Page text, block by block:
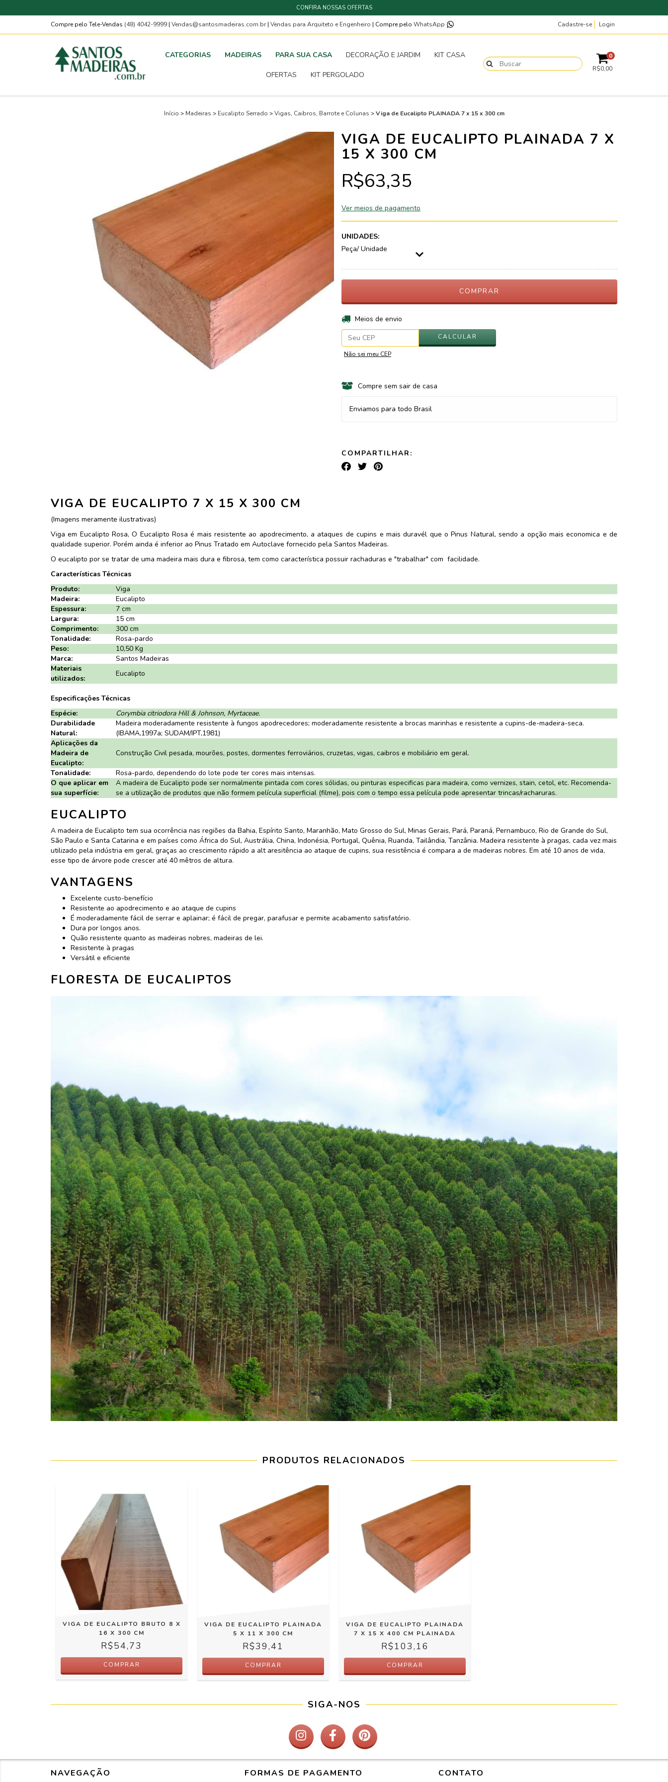
CONFIRA NOSSAS OFERTAS
Compre pelo Tele-Vendas (48) 4042-9999 | Vendas@santosmadeiras.com.br| Vendas para Arquiteto e Engenheiro | Compre pelo WhatsApp Cadastre-se Login
CATEGORIAS MADEIRAS PARA SUA CASA DECORAÇÃO E JARDIM KIT CASA
OFERTAS KIT PERGOLADO
0
R$0,00
Início > Madeiras > Eucalipto Serrado > Vigas, Caibros, Barrote e Colunas > Viga de Eucalipto PLAINADA 7 x 15 x 300 cm
VIGA DE EUCALIPTO PLAINADA 7 X
15 X 300 CM
R$63,35
Ver meios de pagamento
UNIDADES:
Peça/ Unidade
Entregas para o CEP:
Meios de envio
CALCULAR
Não sei meu CEP
Compre sem sair de casa
Enviamos para todo Brasil
COMPARTILHAR:
VIGA DE EUCALIPTO 7 X 15 X 300 CM
(Imagens meramente ilustrativas)
Viga em Eucalipto Rosa, O Eucalipto Rosa é mais resistente ao apodrecimento, a ataques de cupins e mais duravél que o Pinus Natural, sendo a opção mais economica e de
qualidade superior. Porém ainda é inferior ao Pinus Tratado em Autoclave fornecido pela Santos Madeiras.
O eucalipto por se tratar de uma madeira mais dura e fibrosa, tem como característica possuir rachaduras e "trabalhar" com facilidade.
Características Técnicas
Produto:
Viga
Madeira:
Eucalipto
Espessura:
7 cm
Largura:
15 cm
Comprimento:
300 cm
Tonalidade:
Rosa-pardo
Peso:
10,50 Kg
Marca:
Santos Madeiras
Materiais
utilizados:
Eucalipto
Especificações Técnicas
Espécie:
Corymbia citriodora Hill & Johnson, Myrtaceae.
Durabilidade
Natural:
Madeira moderadamente resistente à fungos apodrecedores; moderadamente resistente a brocas marinhas e resistente a cupins-de-madeira-seca.
(IBAMA,1997a; SUDAM/IPT,1981)
Aplicações da
Madeira de
Eucalipto:
Construção Civil pesada, mourões, postes, dormentes ferroviários, cruzetas, vigas, caibros e mobiliário em geral.
Tonalidade:
Rosa-pardo, dependendo do lote pode ter cores mais intensas.
O que aplicar em
sua superfície:
A madeira de Eucalipto pode ser normalmente pintada com cores sólidas, ou pinturas especificas para madeira, como vernizes, stain, cetol, etc. Recomenda-
se a utilização de produtos que não formem película superficial (filme), pois com o tempo essa película pode apresentar trincas/racharuras.
EUCALIPTO
A madeira de Eucalipto tem sua ocorrência nas regiões da Bahia, Espírito Santo, Maranhão, Mato Grosso do Sul, Minas Gerais, Pará, Paraná, Pernambuco, Rio de Grande do Sul,
São Paulo e Santa Catarina e em países como África do Sul, Austrália, China, Indonésia, Portugal, Quênia, Ruanda, Tailândia, Tanzânia. Madeira resistente à pragas, cada vez mais
utilizado pela indústria em geral, graças ao crescimento rápido a alt aresitência ao ataque de cupins, sua resistência é compara a de madeiras nobres. Em até 10 anos de vida,
esse tipo de árvore pode crescer até 40 mêtros de altura.
VANTAGENS
Excelente custo-benefício
Resistente ao apodrecimento e ao ataque de cupins
É moderadamente fácil de serrar e aplainar; é fácil de pregar, parafusar e permite acabamento satisfatório.
Dura por longos anos.
Quão resistente quanto as madeiras nobres, madeiras de lei.
Resistente à pragas
Versátil e eficiente
FLORESTA DE EUCALIPTOS
PRODUTOS RELACIONADOS
VIGA DE EUCALIPTO BRUTO 8 X
16 X 300 CM
R$54,73
COMPRAR
VIGA DE EUCALIPTO PLAINADA
5 X 11 X 300 CM
R$39,41
COMPRAR
VIGA DE EUCALIPTO PLAINADA
7 X 15 X 400 CM PLAINADA
R$103,16
COMPRAR
SIGA-NOS
NAVEGAÇÃO FORMAS DE PAGAMENTO CONTATO